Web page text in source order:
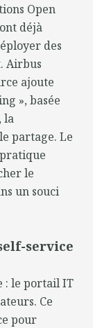
Open
déjà
des
Airbus
ajoute
», basée
la
partage. Le
le
un souci
service
: le portail IT
Ce
pour